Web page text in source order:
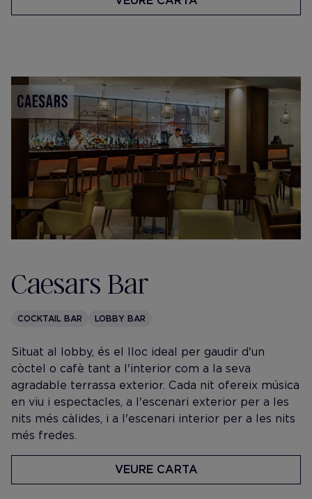
Caesars Bar
COCKTAIL BAR LOBBY BAR
Situat al lobby, és el lloc ideal per gaudir d'un
còctel o cafè tant a l'interior com a la seva
agradable terrassa exterior. Cada nit ofereix música
en viu i espectacles, a l'escenari exterior per a les
nits més càlides, i a l'escenari interior per a les nits
més fredes.
VEURE CARTA